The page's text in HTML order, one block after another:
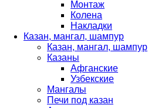
Монтаж
Колена
Накладки
Казан, мангал, шампур
Казан, мангал, шампур
Казаны
Афганские
Узбекские
Мангалы
Печи под казан